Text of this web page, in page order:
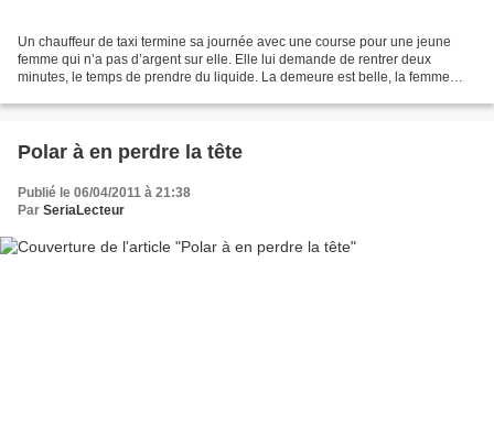
Un chauffeur de taxi termine sa journée avec une course pour une jeune
femme qui n’a pas d’argent sur elle. Elle lui demande de rentrer deux
minutes, le temps de prendre du liquide. La demeure est belle, la femme
Polar à en perdre la tête
Publié le 06/04/2011 à 21:38
Par SeriaLecteur